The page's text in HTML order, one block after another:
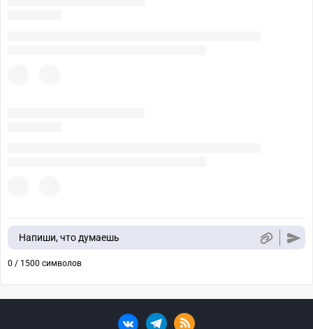
Напиши, что думаешь
0 / 1500 символов